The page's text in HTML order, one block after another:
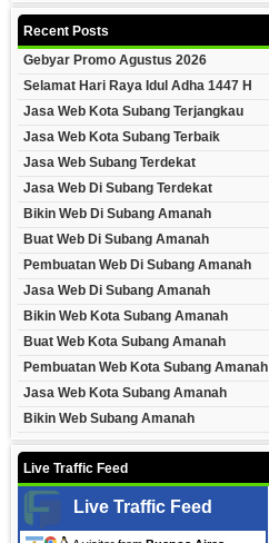
Recent Posts
Gebyar Promo Agustus 2026
Selamat Hari Raya Idul Adha 1447 H
Jasa Web Kota Subang Terjangkau
Jasa Web Kota Subang Terbaik
Jasa Web Subang Terdekat
Jasa Web Di Subang Terdekat
Bikin Web Di Subang Amanah
Buat Web Di Subang Amanah
Pembuatan Web Di Subang Amanah
Jasa Web Di Subang Amanah
Bikin Web Kota Subang Amanah
Buat Web Kota Subang Amanah
Pembuatan Web Kota Subang Amanah
Jasa Web Kota Subang Amanah
Bikin Web Subang Amanah
Live Traffic Feed
Live Traffic Feed